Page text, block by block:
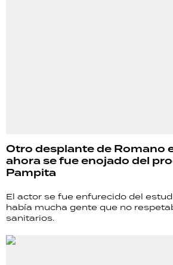
Otro desplante de Romano
ahora se fue enojado del
Pampita
El actor se fue enfurecido del
había mucha gente que no
sanitarios.